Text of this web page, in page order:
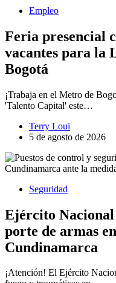
Empleo
Feria presencial
vacantes para la
Bogotá
¡Trabaja en el Metro de
'Talento Capital' este…
Terry Loui
5 de agosto de 2026
Seguridad
Ejército Nacional
porte de armas
Cundinamarca
¡Atención! El Ejército